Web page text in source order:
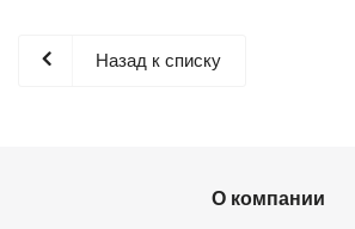
Назад к списку
О компании